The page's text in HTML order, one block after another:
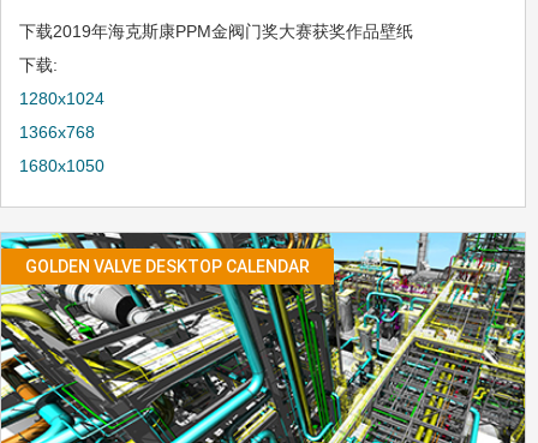
下载2019年海克斯康PPM金阀门奖大赛获奖作品壁纸
下载:
1280x1024
1366x768
1680x1050
GOLDEN VALVE DESKTOP CALENDAR